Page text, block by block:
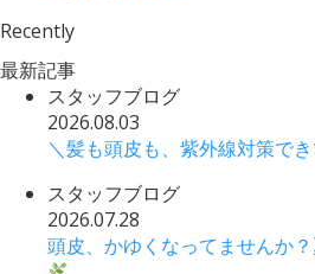
Recently
最新記事
スタッフブログ
2026.08.03
＼髪も頭皮も、紫外線対策で
スタッフブログ
2026.07.28
頭皮、かゆくなってませんか